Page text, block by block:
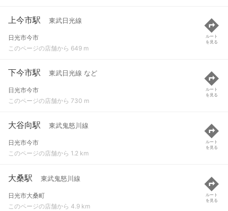
上今市駅 東武日光線
日光市今市
このページの店舗から 649 m
ルート
を見る
下今市駅 東武日光線 など
日光市今市
このページの店舗から 730 m
ルート
を見る
大谷向駅 東武鬼怒川線
日光市今市
このページの店舗から 1.2 km
ルート
を見る
大桑駅 東武鬼怒川線
日光市大桑町
このページの店舗から 4.9 km
ルート
を見る